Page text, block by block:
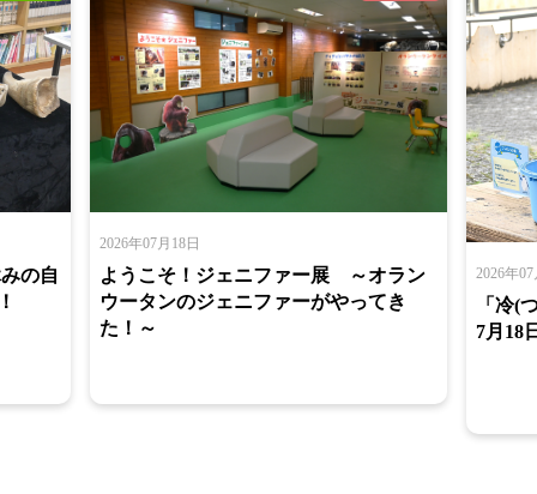
の自
2026年07月18日
ようこそ！ジェニファー展 ～オラン
ウータンのジェニファーがやってき
た！～
2026年
「冷(
7月18